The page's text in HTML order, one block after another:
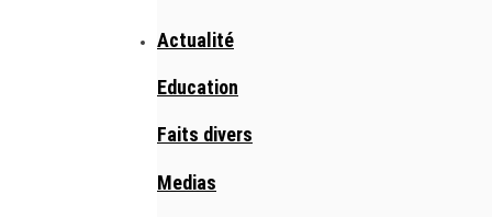
Actualité
Education
Faits divers
Medias